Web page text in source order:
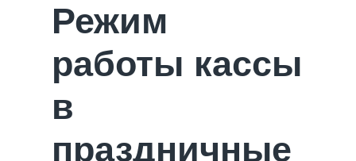
Режим
работы кассы
в
праздничные